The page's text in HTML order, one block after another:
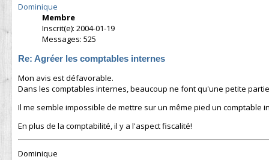
Dominique
Membre
Inscrit(e): 2004-01-19
Messages: 525
Re: Agréer les comptables internes
Mon avis est défavorable.
Dans les comptables internes, beaucoup ne font qu'une petite
Il me semble impossible de mettre sur un même pied un comptable
En plus de la comptabilité, il y a l'aspect fiscalité!
Dominique